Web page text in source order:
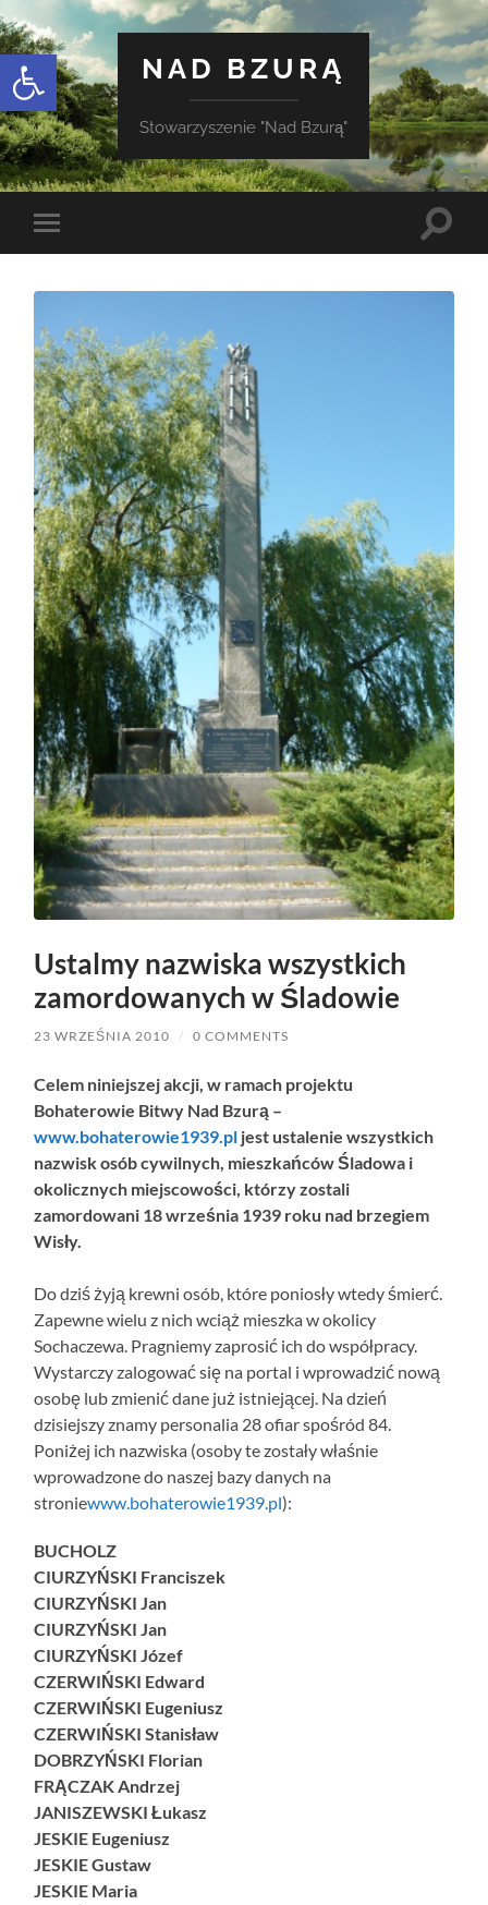
Otwórz pasek narzędzi
NAD BZURĄ
Stowarzyszenie "Nad Bzurą"
Toggle
mobile
Toggle
Ustalmy nazwiska wszystkich
zamordowanych w Śladowie
23 WRZEŚNIA 2010 / 0 COMMENTS
Celem niniejszej akcji, w ramach projektu
Bohaterowie Bitwy Nad Bzurą –
www.bohaterowie1939.pl jest ustalenie wszystkich
nazwisk osób cywilnych, mieszkańców Śladowa i
okolicznych miejscowości, którzy zostali
zamordowani 18 września 1939 roku nad brzegiem
Wisły.
Do dziś żyją krewni osób, które poniosły wtedy śmierć.
Zapewne wielu z nich wciąż mieszka w okolicy
Sochaczewa. Pragniemy zaprosić ich do współpracy.
Wystarczy zalogować się na portal i wprowadzić nową
osobę lub zmienić dane już istniejącej. Na dzień
dzisiejszy znamy personalia 28 ofiar spośród 84.
Poniżej ich nazwiska (osoby te zostały właśnie
wprowadzone do naszej bazy danych na
stroniewww.bohaterowie1939.pl):
BUCHOLZ
CIURZYŃSKI Franciszek
CIURZYŃSKI Jan
CIURZYŃSKI Jan
CIURZYŃSKI Józef
CZERWIŃSKI Edward
CZERWIŃSKI Eugeniusz
CZERWIŃSKI Stanisław
DOBRZYŃSKI Florian
FRĄCZAK Andrzej
JANISZEWSKI Łukasz
JESKIE Eugeniusz
JESKIE Gustaw
JESKIE Maria